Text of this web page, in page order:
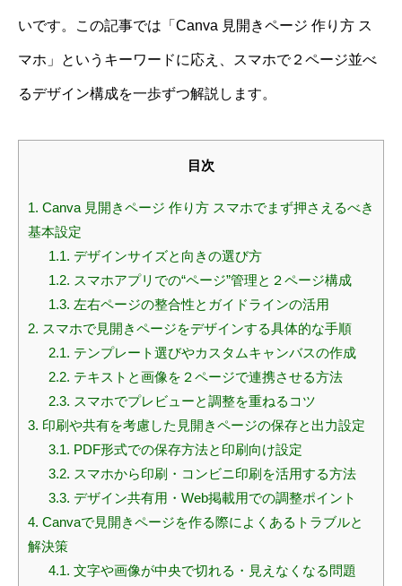
いです。この記事では「Canva 見開きページ 作り方 ス
マホ」というキーワードに応え、スマホで２ページ並べ
るデザイン構成を一歩ずつ解説します。
目次
1. Canva 見開きページ 作り方 スマホでまず押さえるべき
基本設定
1.1. デザインサイズと向きの選び方
1.2. スマホアプリでの“ページ”管理と２ページ構成
1.3. 左右ページの整合性とガイドラインの活用
2. スマホで見開きページをデザインする具体的な手順
2.1. テンプレート選びやカスタムキャンバスの作成
2.2. テキストと画像を２ページで連携させる方法
2.3. スマホでプレビューと調整を重ねるコツ
3. 印刷や共有を考慮した見開きページの保存と出力設定
3.1. PDF形式での保存方法と印刷向け設定
3.2. スマホから印刷・コンビニ印刷を活用する方法
3.3. デザイン共有用・Web掲載用での調整ポイント
4. Canvaで見開きページを作る際によくあるトラブルと
解決策
4.1. 文字や画像が中央で切れる・見えなくなる問題